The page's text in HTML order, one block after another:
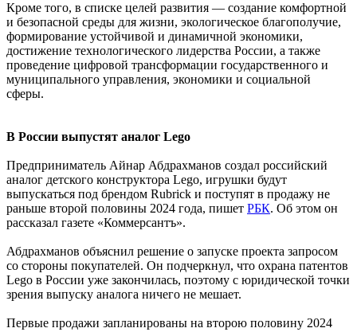
Кроме того, в списке целей развития — создание комфортной
и безопасной среды для жизни, экологическое благополучие,
формирование устойчивой и динамичной экономики,
достижение технологического лидерства России, а также
проведение цифровой трансформации государственного и
муниципального управления, экономики и социальной
сферы.
В России выпустят аналог Lego
Предприниматель Айнар Абдрахманов создал российский
аналог детского конструктора Lego, игрушки будут
выпускаться под брендом Rubrick и поступят в продажу не
раньше второй половины 2024 года, пишет РБК. Об этом он
рассказал газете «Коммерсантъ».
Абдрахманов объяснил решение о запуске проекта запросом
со стороны покупателей. Он подчеркнул, что охрана патентов
Lego в России уже закончилась, поэтому с юридической точки
зрения выпуску аналога ничего не мешает.
Первые продажи запланированы на второю половину 2024